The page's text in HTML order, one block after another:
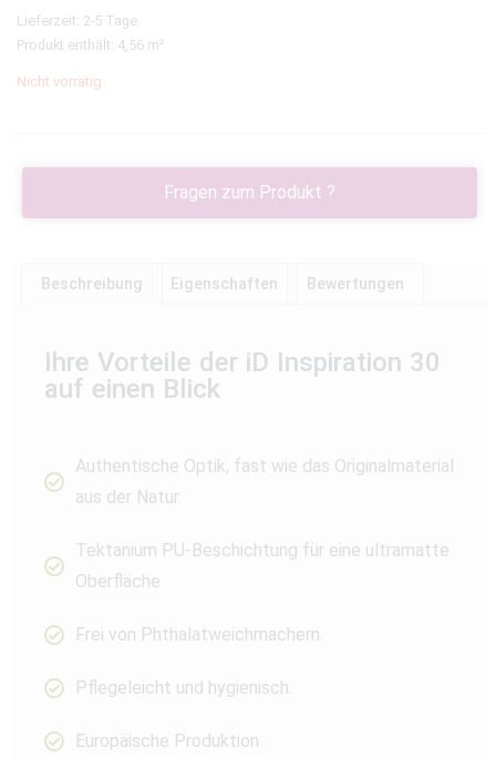
Lieferzeit: 2-5 Tage
Produkt enthält: 4,56 m²
Nicht vorrätig
Fragen zum Produkt ?
Beschreibung Eigenschaften Bewertungen
Ihre Vorteile der iD Inspiration 30
auf einen Blick
Authentische Optik, fast wie das Originalmaterial
aus der Natur.
Tektanium PU-Beschichtung für eine ultramatte
Oberfläche
Frei von Phthalatweichmachern.
Pflegeleicht und hygienisch.
Europäische Produktion